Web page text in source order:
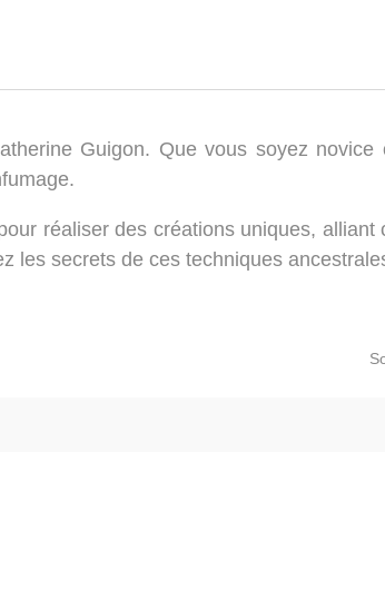
Guigon. Que vous soyez novice
réaliser des créations uniques, alliant
les secrets de ces techniques